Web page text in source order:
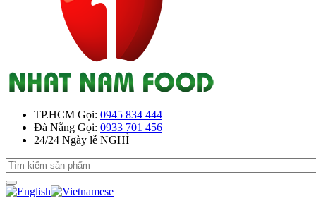
TP.HCM Gọi: 0945 834 444
Đà Nẵng Gọi: 0933 701 456
24/24 Ngày lễ NGHỈ